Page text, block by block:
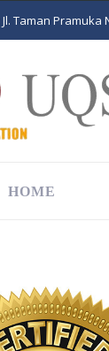
Jl. Taman Pramuka
HOME